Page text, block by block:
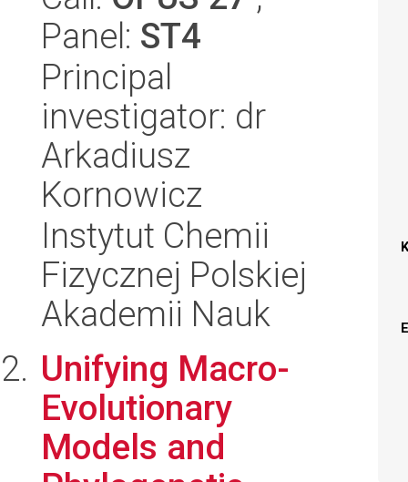
Panel: ST4
Principal
investigator: dr
Arkadiusz
Kornowicz
Instytut Chemii
Fizycznej Polskiej
Akademii Nauk
Unifying Macro-
Evolutionary
Models and